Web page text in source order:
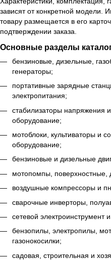
зависят от конкретной
товару размещается в его
подтверждении заказа.
Основные разделы
бензиновые, дизельные,
генераторы;
портативные зарядные
электропитания;
стабилизаторы напряжения
оборудование;
мотоблоки, культиваторы и
оборудование;
бензиновые и дизельные
мотопомпы, поверхностные,
воздушные компрессоры и
сварочные инверторы,
сетевой электроинструмент
бензопилы, электропилы,
газонокосилки;
садовая, строительная и